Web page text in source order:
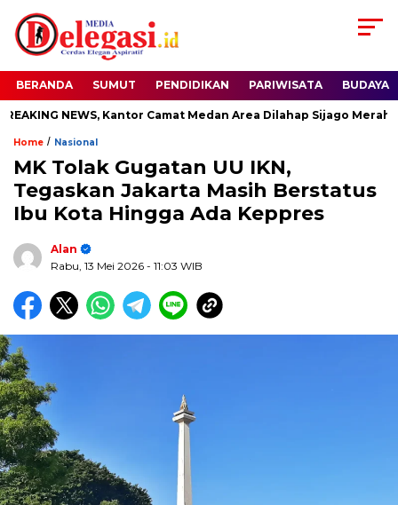
BERANDA SUMUT PENDIDIKAN PARIWISATA BUDAYA
NEWS, Kantor Camat Medan Area Dilahap Sijago Merah
Home / Nasional
MK Tolak Gugatan UU IKN,
Tegaskan Jakarta Masih Berstatus
Ibu Kota Hingga Ada Keppres
Alan
Rabu, 13 Mei 2026 - 11:03 WIB